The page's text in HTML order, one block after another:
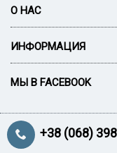
О НАС
ИНФОРМАЦИЯ
МЫ В FACEBOOK
+38 (068)